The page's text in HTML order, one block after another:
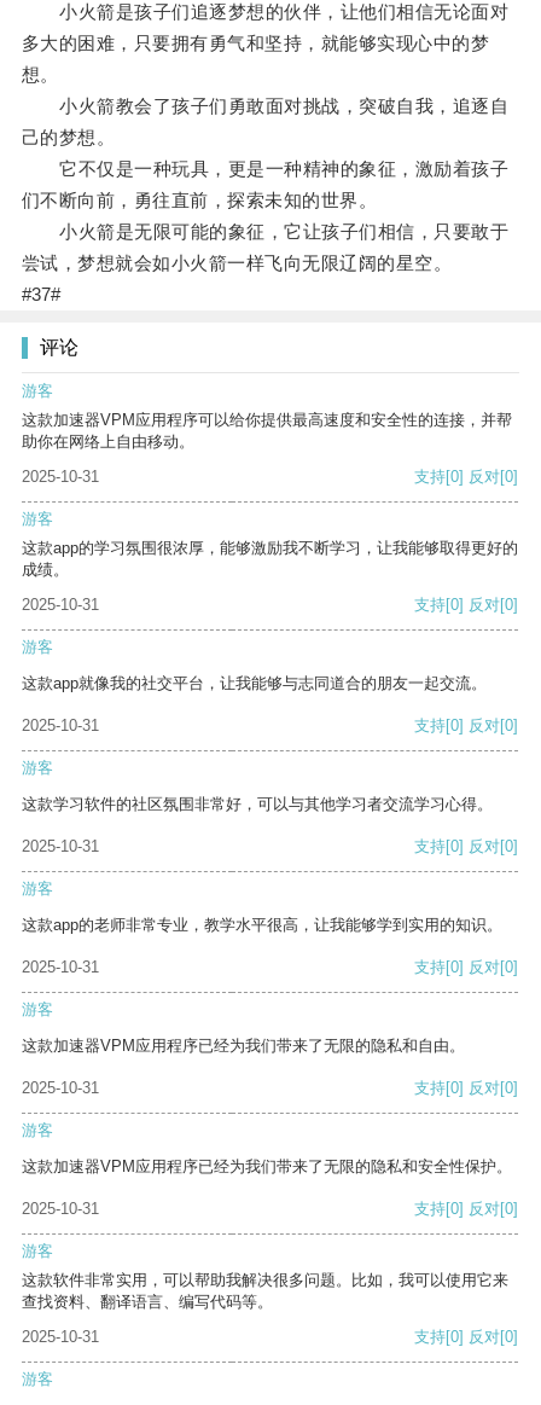
小火箭是孩子们追逐梦想的伙伴，让他们相信无论面对
多大的困难，只要拥有勇气和坚持，就能够实现心中的梦
想。
小火箭教会了孩子们勇敢面对挑战，突破自我，追逐自
己的梦想。
它不仅是一种玩具，更是一种精神的象征，激励着孩子
们不断向前，勇往直前，探索未知的世界。
小火箭是无限可能的象征，它让孩子们相信，只要敢于
尝试，梦想就会如小火箭一样飞向无限辽阔的星空。
#37#
评论
游客
这款加速器VPM应用程序可以给你提供最高速度和安全性的连接，并帮
助你在网络上自由移动。
2025-10-31
支持[0] 反对[0]
游客
这款app的学习氛围很浓厚，能够激励我不断学习，让我能够取得更好的
成绩。
2025-10-31
支持[0] 反对[0]
游客
这款app就像我的社交平台，让我能够与志同道合的朋友一起交流。
2025-10-31 支持[0] 反对[0]
游客
这款学习软件的社区氛围非常好，可以与其他学习者交流学习心得。
2025-10-31 支持[0] 反对[0]
游客
这款app的老师非常专业，教学水平很高，让我能够学到实用的知识。
2025-10-31 支持[0] 反对[0]
游客
这款加速器VPM应用程序已经为我们带来了无限的隐私和自由。
2025-10-31 支持[0] 反对[0]
游客
这款加速器VPM应用程序已经为我们带来了无限的隐私和安全性保护。
2025-10-31 支持[0] 反对[0]
游客
这款软件非常实用，可以帮助我解决很多问题。比如，我可以使用它来
查找资料、翻译语言、编写代码等。
2025-10-31
支持[0] 反对[0]
游客